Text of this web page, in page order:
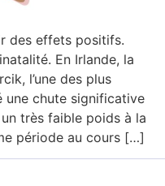
des effets positifs.
En Irlande, la
l’une des plus
une chute significative
très faible poids à la
période au cours […]